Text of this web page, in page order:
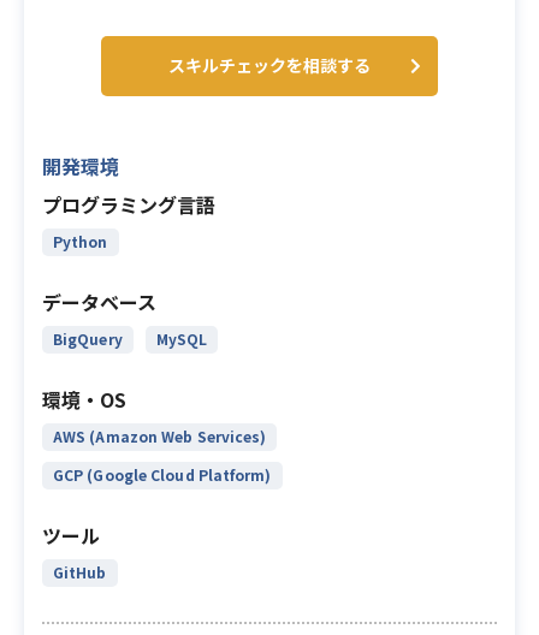
スキルチェックを相談する
開発環境
プログラミング言語
Python
データベース
BigQuery MySQL
環境・OS
AWS (Amazon Web Services)
GCP (Google Cloud Platform)
ツール
GitHub